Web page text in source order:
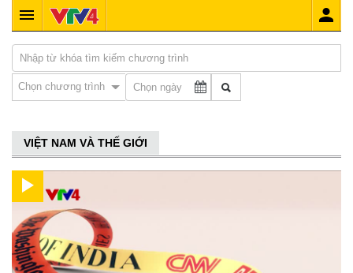
Chọn chương trình
VIỆT NAM VÀ THẾ GIỚI